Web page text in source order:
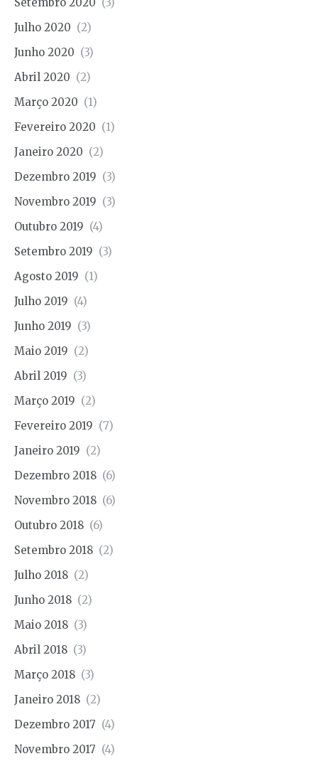
Julho 2020 (2)
Junho 2020 (3)
Abril 2020 (2)
Março 2020 (1)
Fevereiro 2020 (1)
Janeiro 2020 (2)
Dezembro 2019 (3)
Novembro 2019 (3)
Outubro 2019 (4)
Setembro 2019 (3)
Agosto 2019 (1)
Julho 2019 (4)
Junho 2019 (3)
Maio 2019 (2)
Abril 2019 (3)
Março 2019 (2)
Fevereiro 2019 (7)
Janeiro 2019 (2)
Dezembro 2018 (6)
Novembro 2018 (6)
Outubro 2018 (6)
Setembro 2018 (2)
Julho 2018 (2)
Junho 2018 (2)
Maio 2018 (3)
Abril 2018 (3)
Março 2018 (3)
Janeiro 2018 (2)
Dezembro 2017 (4)
Novembro 2017 (4)